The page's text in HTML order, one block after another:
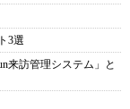
3選
来訪管理システム」と